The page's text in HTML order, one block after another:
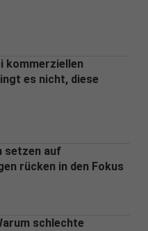
kommerziellen
es nicht, diese
setzen auf
rücken in den Fokus
schlechte